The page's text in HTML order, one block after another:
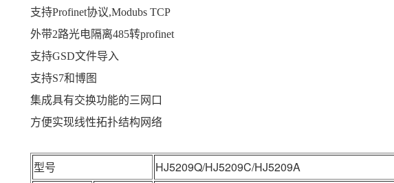
支持Profinet协议,Modubs TCP
外带2路光电隔离485转profinet
支持GSD文件导入
支持S7和博图
集成具有交换功能的三网口
方便实现线性拓扑结构网络
型号 HJ5209Q/HJ5209C/HJ5209A